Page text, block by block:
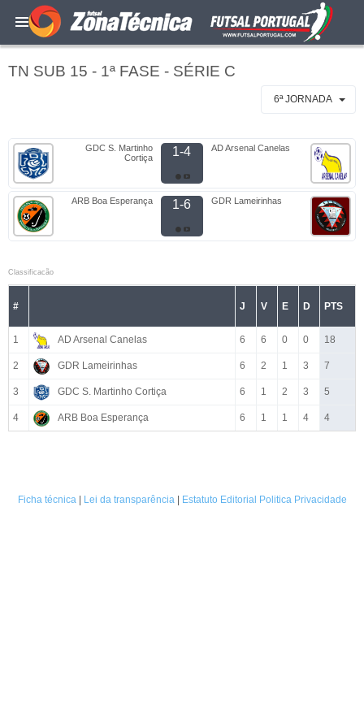
TN SUB 15 - 1ª FASE - SÉRIE C
6ª JORNADA
GDC S. Martinho
Cortiça
1-4 AD Arsenal Canelas
ARB Boa Esperança 1-6 GDR Lameirinhas
Classificacão
# J V E D PTS
1 AD Arsenal Canelas 6 6 0 0 18
2 GDR Lameirinhas 6 2 1 3 7
3 GDC S. Martinho Cortiça 6 1 2 3 5
4 ARB Boa Esperança 6 1 1 4 4
Ficha técnica| Lei da transparência| Estatuto Editorial Politica Privacidade